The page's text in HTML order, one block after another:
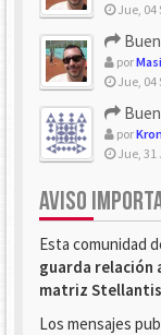
Jue, 04
por
Jue, 04
por
Jue, 31
AVISO
Esta comunidad
guarda relación
matriz Stellantis
Los mensajes